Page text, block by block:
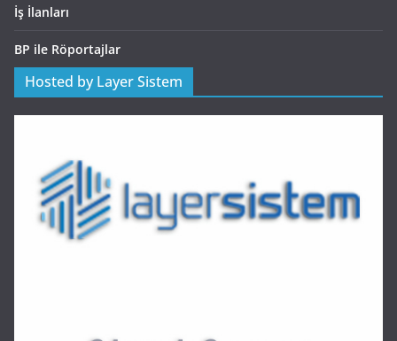
İş İlanları
BP ile Röportajlar
Hosted by Layer Sistem